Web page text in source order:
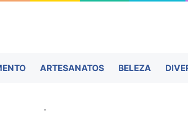
ARTESANATOS BELEZA
-